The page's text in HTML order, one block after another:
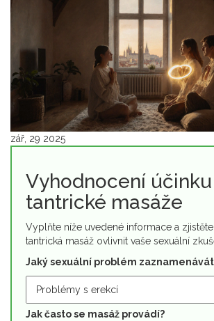
zář, 29 2025
Vyhodnocení účinku
tantrické masáže
Vyplňte níže uvedené informace a
tantrická masáž ovlivnit vaše sexuální
Jaký sexuální problém
Jak často se masáž provádí?